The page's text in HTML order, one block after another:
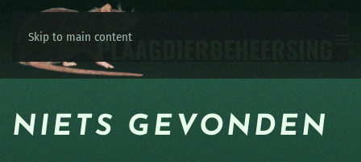
Skip to main content
NIETS GEVONDEN